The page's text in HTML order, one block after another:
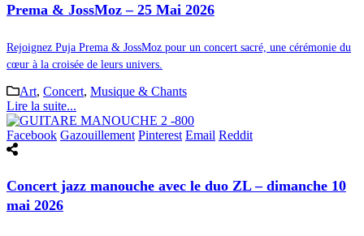
Prema & JossMoz – 25 Mai 2026
Rejoignez Puja Prema & JossMoz pour un concert sacré, une cérémonie du
cœur à la croisée de leurs univers.
Art, Concert, Musique & Chants
Lire la suite...
Facebook Gazouillement Pinterest Email Reddit
Concert jazz manouche avec le duo ZL – dimanche 10
mai 2026